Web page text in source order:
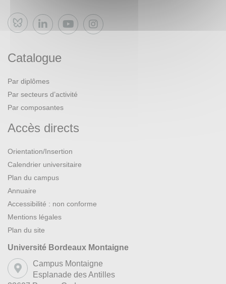
Bluesky
Catalogue
Par diplômes
Par secteurs d’activité
Par composantes
Accès directs
Orientation/Insertion
Calendrier universitaire
Plan du campus
Annuaire
Accessibilité : non conforme
Mentions légales
Plan du site
Université Bordeaux Montaigne
Campus Montaigne
Esplanade des Antilles